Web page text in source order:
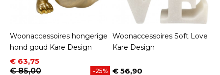
Woonaccessoires hongerige
hond goud Kare Design
Prijs
€ 63,75
Normale prijs
€ 85,00
-25%
Woonaccessoires Soft Love
Kare Design
€ 56,90